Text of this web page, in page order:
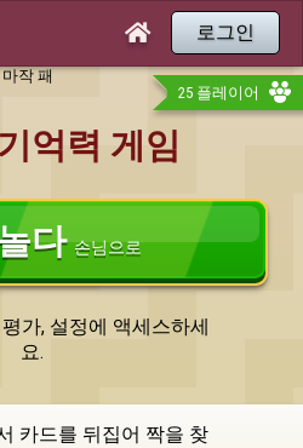
 로그인
25 플레이어
억력 게임
다 손님으로
가, 설정에 액세스하세
요.
카드를 뒤집어 짝을 찾